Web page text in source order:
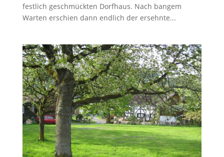
festlich geschmückten Dorfhaus. Nach bangem
Warten erschien dann endlich der ersehnte...